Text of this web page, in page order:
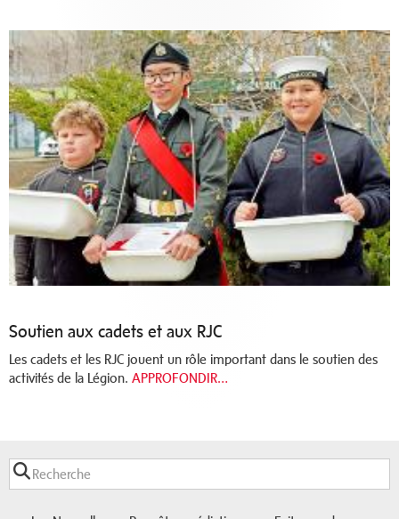
Soutien aux cadets et aux RJC
Les cadets et les RJC jouent un rôle important dans le soutien des
activités de la Légion. APPROFONDIR…